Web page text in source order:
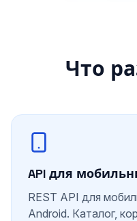
Что
API для
REST API для
Android. Каталог,